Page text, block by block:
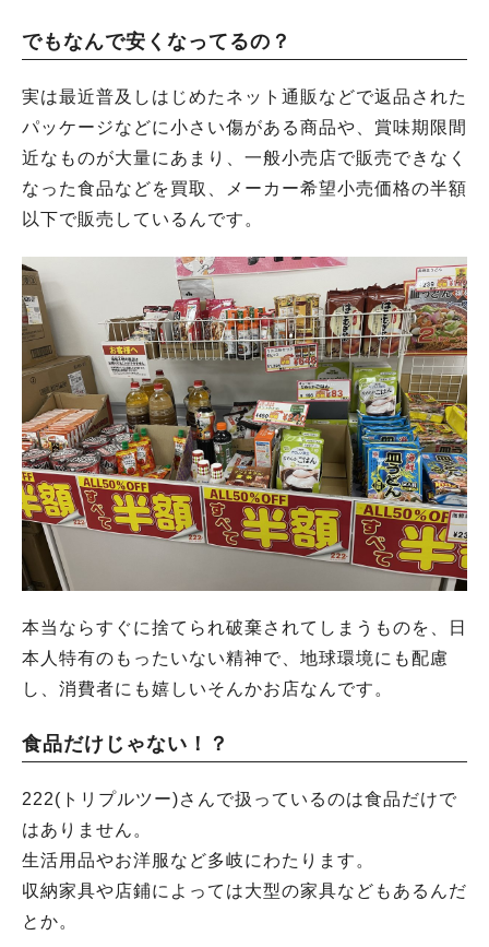
でもなんで安くなってるの？
実は最近普及しはじめたネット通販などで返品された
パッケージなどに小さい傷がある商品や、賞味期限間
近なものが大量にあまり、一般小売店で販売できなく
なった食品などを買取、メーカー希望小売価格の半額
以下で販売しているんです。
本当ならすぐに捨てられ破棄されてしまうものを、日
本人特有のもったいない精神で、地球環境にも配慮
し、消費者にも嬉しいそんかお店なんです。
食品だけじゃない！？
222(トリプルツー)さんで扱っているのは食品だけで
はありません。
生活用品やお洋服など多岐にわたります。
収納家具や店鋪によっては大型の家具などもあるんだ
とか。